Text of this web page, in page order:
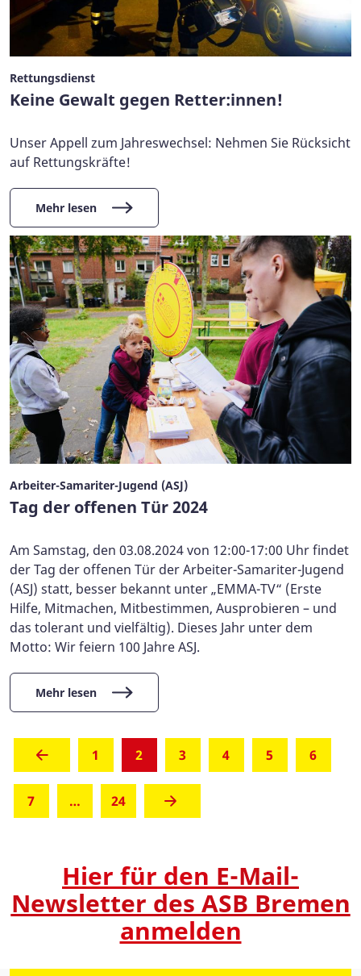
Rettungsdienst
Keine Gewalt gegen Retter:innen!
Unser Appell zum Jahreswechsel: Nehmen Sie Rücksicht
auf Rettungskräfte!
Mehr lesen
Arbeiter-Samariter-Jugend (ASJ)
Tag der offenen Tür 2024
Am Samstag, den 03.08.2024 von 12:00-17:00 Uhr findet
der Tag der offenen Tür der Arbeiter-Samariter-Jugend
(ASJ) statt, besser bekannt unter „EMMA-TV“ (Erste
Hilfe, Mitmachen, Mitbestimmen, Ausprobieren – und
das tolerant und vielfältig). Dieses Jahr unter dem
Motto: Wir feiern 100 Jahre ASJ.
Mehr lesen
1 2(aktuell)
3 4 5 6
7 … 24
Hier für den E-Mail-
Newsletter des ASB Bremen
anmelden